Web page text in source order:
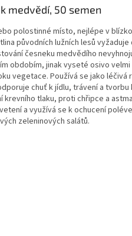
medvědí, 50 semen
polostinné místo, nejlépe v
původních lužních lesů
česneku medvědího
obdobím, jinak vyseté osivo
vegetace. Používá se jako léčivá
chuť k jídlu, trávení a tvorbu
krevního tlaku, proti chřipce a
a využívá se k ochucení
zeleninových salátů.